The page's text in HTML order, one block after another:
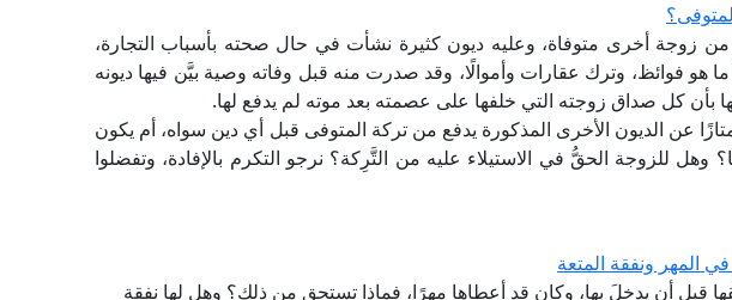
زوجة أخرى متوفاة، وعليه ديون كثيرة نشأت في حال صحته بأسباب التجارة،
ما هو فوائظ، وترك عقارات وأموالًا، وقد صدرت منه قبل وفاته وصية بيَّن فيها ديونه
بأن كل صداق زوجته التي خلفها على عصمته بعد موته لم يدفع لها.
عن الديون الأخرى المذكورة يدفع من تركة المتوفى قبل أي دين سواه، أم يكون
وهل للزوجة الحقُّ في الاستيلاء عليه من التَّرِكة؟ نرجو التكرم بالإفادة، وتفضلوا
المهر ونفقة المتعة
قبل أن يدخلَ بها، وكان قد أعطاها مهرًا، فماذا تستحق من ذلك؟ وهل لها نفقة